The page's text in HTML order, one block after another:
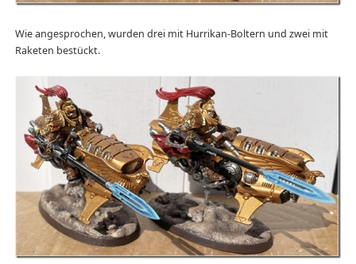
Wie angesprochen, wurden drei mit Hurrikan-Boltern und zwei mit
Raketen bestückt.